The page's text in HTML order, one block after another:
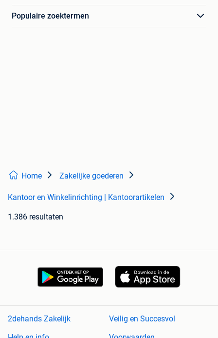
Populaire zoektermen
Home Zakelijke goederen
Kantoor en Winkelinrichting | Kantoorartikelen
1.386 resultaten
2dehands Zakelijk
Veilig en Succesvol